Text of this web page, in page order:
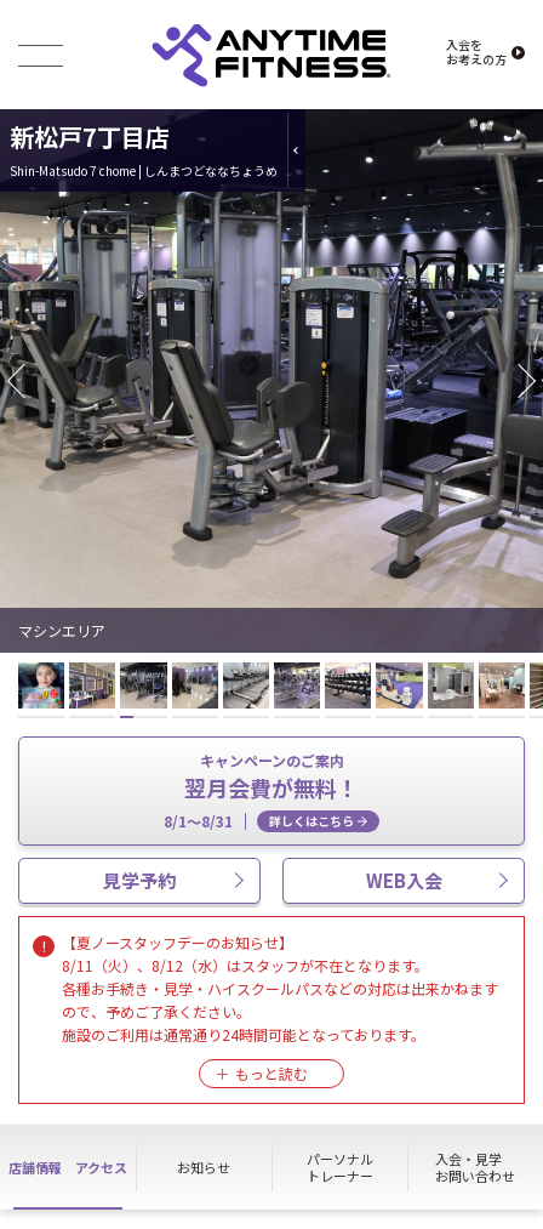
入会を
お考えの方
新松戸7丁目店
Shin-Matsudo 7 chome | しんまつどななちょうめ
マシンエリア
キャンペーンのご案内
翌月会費が無料！
8/1～8/31 詳しくはこちら
見学予約 WEB入会
【夏ノースタッフデーのお知らせ】
8/11（火）、8/12（水）はスタッフが不在となります。
各種お手続き・見学・ハイスクールパスなどの対応は出来かねます
ので、予めご了承ください。
施設のご利用は通常通り24時間可能となっております。
また、見学・各種お手続きは、8/13（木）10：00より受付をいたし
ます。
店舗情報 アクセス お知らせ
パーソナル
トレーナー
入会・見学
お問い合わせ